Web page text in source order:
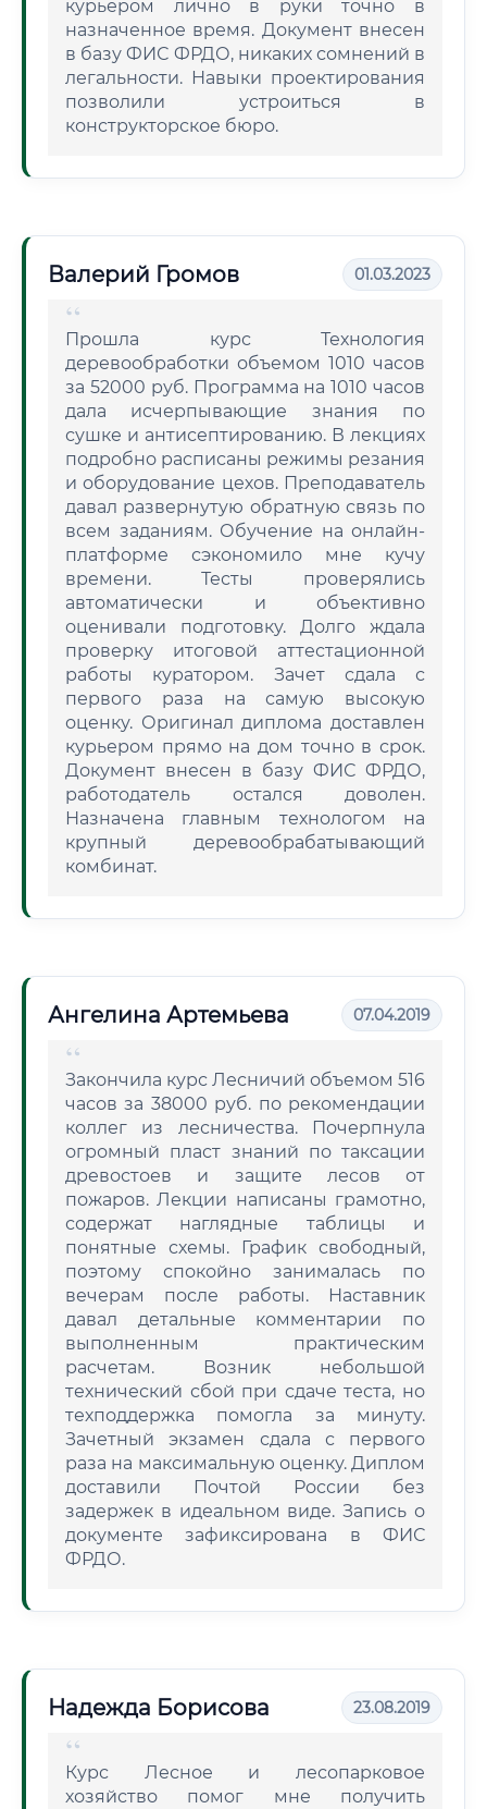
курьером лично в руки точно в
назначенное время. Документ внесен
в базу ФИС ФРДО, никаких сомнений в
легальности. Навыки проектирования
позволили устроиться в
конструкторское бюро.
Валерий Громов 01.03.2023
Прошла курс Технология
деревообработки объемом 1010 часов
за 52000 руб. Программа на 1010 часов
дала исчерпывающие знания по
сушке и антисептированию. В лекциях
подробно расписаны режимы резания
и оборудование цехов. Преподаватель
давал развернутую обратную связь по
всем заданиям. Обучение на онлайн-
платформе сэкономило мне кучу
времени. Тесты проверялись
автоматически и объективно
оценивали подготовку. Долго ждала
проверку итоговой аттестационной
работы куратором. Зачет сдала с
первого раза на самую высокую
оценку. Оригинал диплома доставлен
курьером прямо на дом точно в срок.
Документ внесен в базу ФИС ФРДО,
работодатель остался доволен.
Назначена главным технологом на
крупный деревообрабатывающий
комбинат.
Ангелина Артемьева 07.04.2019
Закончила курс Лесничий объемом 516
часов за 38000 руб. по рекомендации
коллег из лесничества. Почерпнула
огромный пласт знаний по таксации
древостоев и защите лесов от
пожаров. Лекции написаны грамотно,
содержат наглядные таблицы и
понятные схемы. График свободный,
поэтому спокойно занималась по
вечерам после работы. Наставник
давал детальные комментарии по
выполненным практическим
расчетам. Возник небольшой
технический сбой при сдаче теста, но
техподдержка помогла за минуту.
Зачетный экзамен сдала с первого
раза на максимальную оценку. Диплом
доставили Почтой России без
задержек в идеальном виде. Запись о
документе зафиксирована в ФИС
ФРДО.
Надежда Борисова 23.08.2019
Курс Лесное и лесопарковое
хозяйство помог мне получить